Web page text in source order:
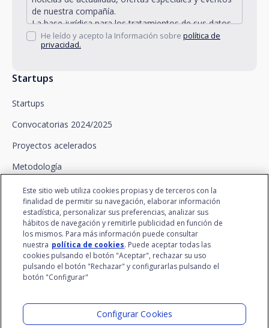
Startups
Startups
Convocatorias 2024/2025
Proyectos acelerados
Metodología
Ecosistema de servicios
Universidades
Universidades
IV Edición
de nuestra compañía.
La base jurídica para los tratamientos de sus datos
personales descritos se encuentra en la propia
gestión y desarrollo de la relación jurídica existente
Santalucía le informa que puede ejercitar sus
oposición, limitación del tratamiento y portabilidad,
así como oponerse al tratamiento de sus datos con
fines promocionales, dirigiéndose a santalucía,
mediante un escrito, que deberá remitir a Plaza de
Departamento de Privacidad o bien a
Newsletter Impulsa.
Puede contactar con nuestro Delegado de
Protección de Datos en la siguiente dirección:
dpo@santalucía.es
Santalucía, le informa que podrá presentar
reclamación ante la Autoridad de Control
competente en materia de protección de datos.
Dispone de información completa sobre protección
aconsejamos consulte.
He leído y acepto la Información sobre política de
privacidad.
Este sitio web utiliza cookies propias y de terceros con la
finalidad de permitir su navegación, elaborar información
estadística, personalizar sus preferencias, analizar sus
hábitos de navegación y remitirle publicidad en función de
los mismos. Para más información puede consultar
nuestra política de cookies. Puede aceptar todas las
cookies pulsando el botón "Aceptar", rechazar su uso
pulsando el botón "Rechazar" y configurarlas pulsando el
botón "Configurar"
Configurar Cookies